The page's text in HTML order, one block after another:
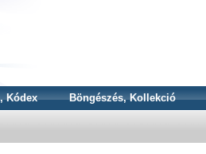
Kódex Böngészés, Kollekció